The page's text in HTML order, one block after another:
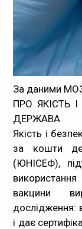
Статистика
Документи
Контакти
Карта сайта
За даними
ПРО ЯКІСТЬ
ДЕРЖАВА
Якість і
за кошти
(ЮНІСЕФ),
вакцини
дослідження:
і дає